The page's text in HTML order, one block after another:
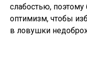
слабостью,
оптимизм, чтобы
в ловушки